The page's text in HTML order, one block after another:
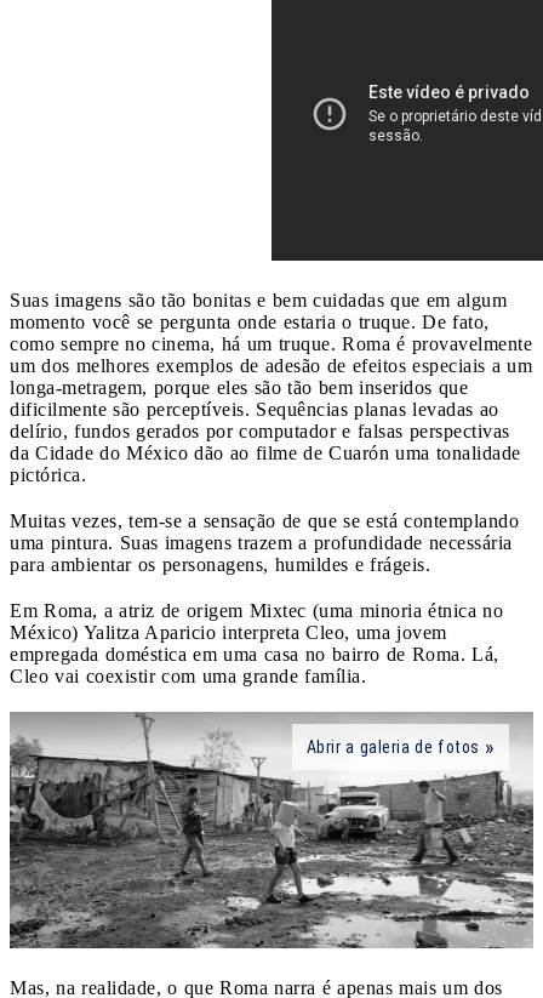
Suas imagens são tão bonitas e bem cuidadas que em algum
momento você se pergunta onde estaria o truque. De fato,
como sempre no cinema, há um truque. Roma é provavelmente
um dos melhores exemplos de adesão de efeitos especiais a um
longa-metragem, porque eles são tão bem inseridos que
dificilmente são perceptíveis. Sequências planas levadas ao
delírio, fundos gerados por computador e falsas perspectivas
da Cidade do México dão ao filme de Cuarón uma tonalidade
pictórica.
Muitas vezes, tem-se a sensação de que se está contemplando
uma pintura. Suas imagens trazem a profundidade necessária
para ambientar os personagens, humildes e frágeis.
Em Roma, a atriz de origem Mixtec (uma minoria étnica no
México) Yalitza Aparicio interpreta Cleo, uma jovem
empregada doméstica em uma casa no bairro de Roma. Lá,
Cleo vai coexistir com uma grande família.
Abrir a galeria de fotos
Mas, na realidade, o que Roma narra é apenas mais um dos